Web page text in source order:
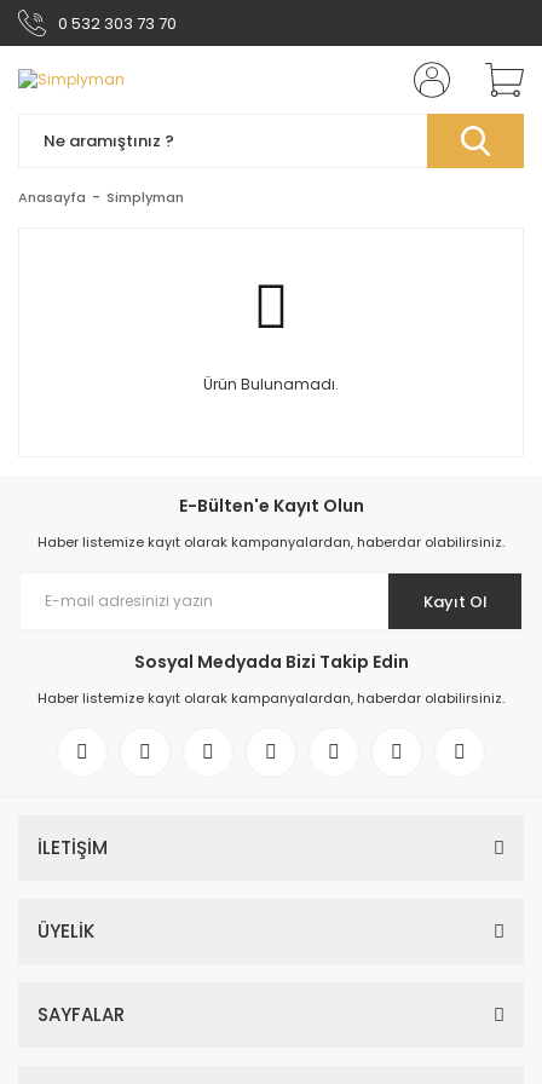
0 532 303 73 70
Anasayfa Simplyman
Ürün Bulunamadı.
E-Bülten'e Kayıt Olun
Haber listemize kayıt olarak kampanyalardan, haberdar olabilirsiniz.
Kayıt Ol
Sosyal Medyada Bizi Takip Edin
Haber listemize kayıt olarak kampanyalardan, haberdar olabilirsiniz.
İLETİŞİM
ÜYELİK
SAYFALAR